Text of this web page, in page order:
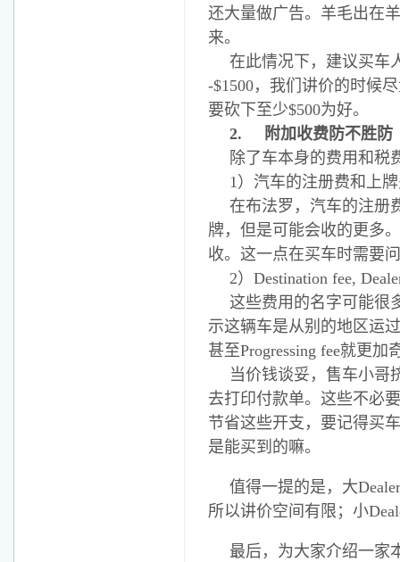
还大量做广告。羊毛出在
来。
在此情况下，建议买车
-$1500，我们讲价的时候
要砍下至少$500为好。
2.
附加收费防不胜防
除了车本身的费用和税
1）汽车的注册费和上
在布法罗，汽车的注册
牌，但是可能会收的更多
收。这一点在买车时需要
2）Destination fee,
这些费用的名字可能很
示这辆车是从别的地区运
甚至Progressing fee就更加
当价钱谈妥，售车小哥
去打印付款单。这些不必
节省这些开支，要记得买
是能买到的嘛。
值得一提的是，大
所以讲价空间有限；小
最后，为大家介绍一